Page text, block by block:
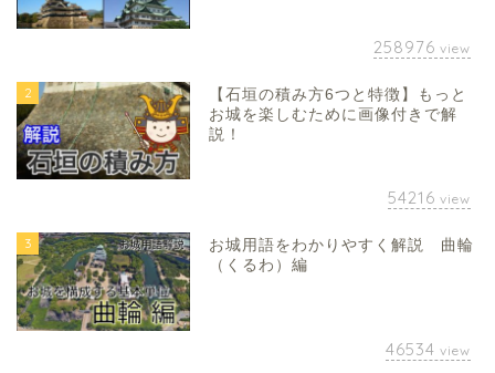
258976 view
2
【石垣の積み方6つと特徴】もっと
お城を楽しむために画像付きで解
説！
54216 view
3
お城用語をわかりやすく解説 曲輪
（くるわ）編
46534 view